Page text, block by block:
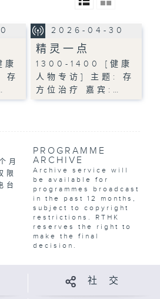
存
2026-04-30
精灵一点
1300-1400 [健康
人物专访] 主题: 存
方位治疗 嘉宾:…
月
限
台
PROGRAMME
ARCHIVE
Archive service will
be available for
programmes broadcast
in the past 12 months,
subject to copyright
restrictions. RTHK
reserves the right to
make the final
decision.
社 交